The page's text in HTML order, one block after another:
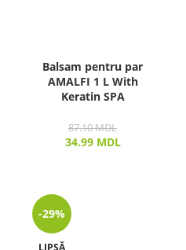
Balsam pentru par
AMALFI 1 L With
Keratin SPA
87.10MDL
34.99 MDL
-29%
LIPSĂ